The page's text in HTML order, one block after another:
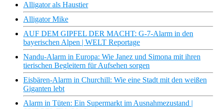
Alligator als Haustier
Alligator Mike
AUF DEM GIPFEL DER MACHT: G-7-Alarm in den
bayerischen Alpen | WELT Reportage
Nandu-Alarm in Europa: Wie Janez und Simona mit ihren
tierischen Begleitern für Aufsehen sorgen
Eisbären-Alarm in Churchill: Wie eine Stadt mit den weißen
Giganten lebt
Alarm in Tüten: Ein Supermarkt im Ausnahmezustand |